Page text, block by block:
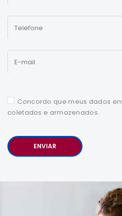
Concordo que meus dados
coletados e armazenados.